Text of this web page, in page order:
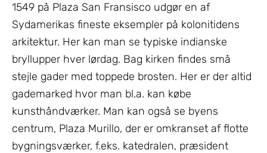
1549 på Plaza San Fransisco udgør en af
Sydamerikas fineste eksempler på kolonitidens
arkitektur. Her kan man se typiske indianske
bryllupper hver lørdag. Bag kirken findes små
stejle gader med toppede brosten. Her er der altid
gademarked hvor man bl.a. kan købe
kunsthåndværker. Man kan også se byens
centrum, Plaza Murillo, der er omkranset af flotte
bygningsværker, f.eks. katedralen, præsident